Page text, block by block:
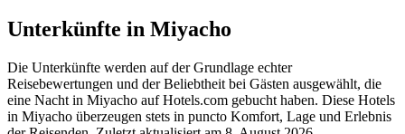
Unterkünfte in Miyacho
Die Unterkünfte werden auf der Grundlage echter
Reisebewertungen und der Beliebtheit bei Gästen ausgewählt, die
eine Nacht in Miyacho auf Hotels.com gebucht haben. Diese Hotels
in Miyacho überzeugen stets in puncto Komfort, Lage und Erlebnis